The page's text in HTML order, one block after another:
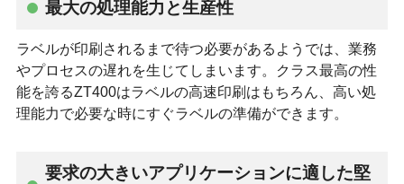
最大の処理能力と生産性
ラベルが印刷されるまで待つ必要があるようでは、業務
やプロセスの遅れを生じてしまいます。クラス最高の性
能を誇るZT400はラベルの高速印刷はもちろん、高い処
理能力で必要な時にすぐラベルの準備ができます。
要求の大きいアプリケーションに適した堅